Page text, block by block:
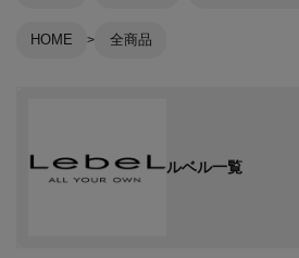
HOME 全商品
ルベル一覧